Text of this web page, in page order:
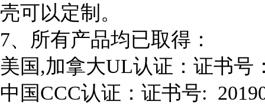
壳可以定制。
7、所有产品均已取得：
美国,加拿大UL认证：证书号
中国CCC认证：证书号: